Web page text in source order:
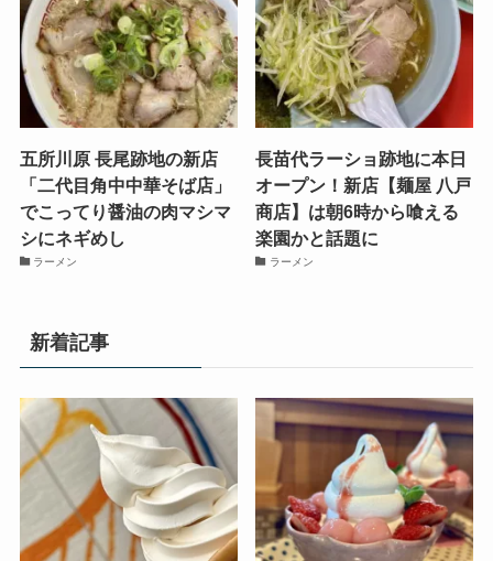
五所川原 長尾跡地の新店
「二代目角中中華そば店」
でこってり醤油の肉マシマ
シにネギめし
ラーメン
長苗代ラーショ跡地に本日
オープン！新店【麺屋 八戸
商店】は朝6時から喰える
楽園かと話題に
ラーメン
新着記事